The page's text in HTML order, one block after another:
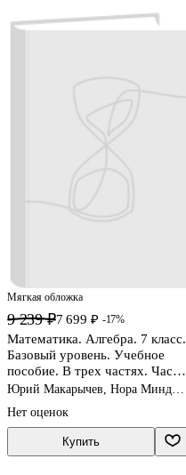
Мягкая обложка
9 239 ₽7 699 ₽ -17%
Математика. Алгебра. 7 класс.
Базовый уровень. Учебное
пособие. В трех частях. Часть
3 (для слабовидящих
Юрий Макарычев, Нора Миндюк,
Нет оценок
Купить